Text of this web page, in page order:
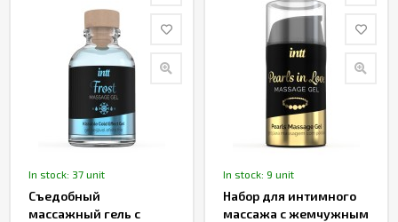
In stock: 37 unit
Съедобный
массажный гель с
In stock: 9 unit
Набор для интимного
массажа с жемчужным